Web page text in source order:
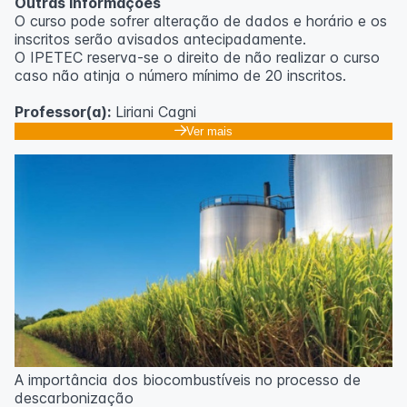
O curso pode sofrer alteração de dados e horário e os
inscritos serão avisados ​​antecipadamente.
O IPETEC reserva-se o direito de não realizar o curso
caso não atinja o número mínimo de 20 inscritos.
Professor(a): Liriani Cagni
Ver mais
A importância dos biocombustíveis no processo de
descarbonização